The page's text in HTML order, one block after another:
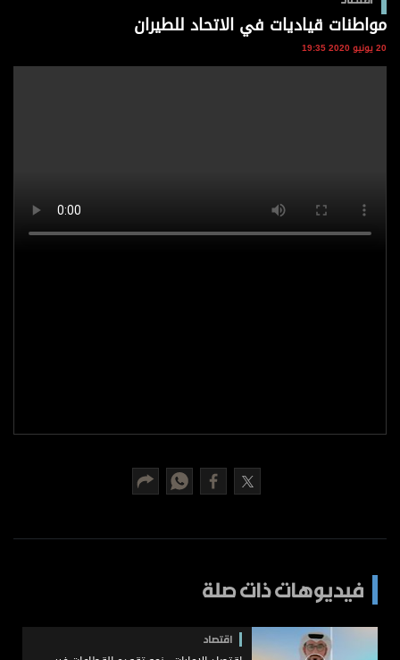
الترفيه
التعليم والمعرفة
فيديو
عدد اليوم
مواطنات قياديات في الاتحاد للطيران
20 يونيو 2020 19:35
فيديوهات ذات صلة
اقتصاد